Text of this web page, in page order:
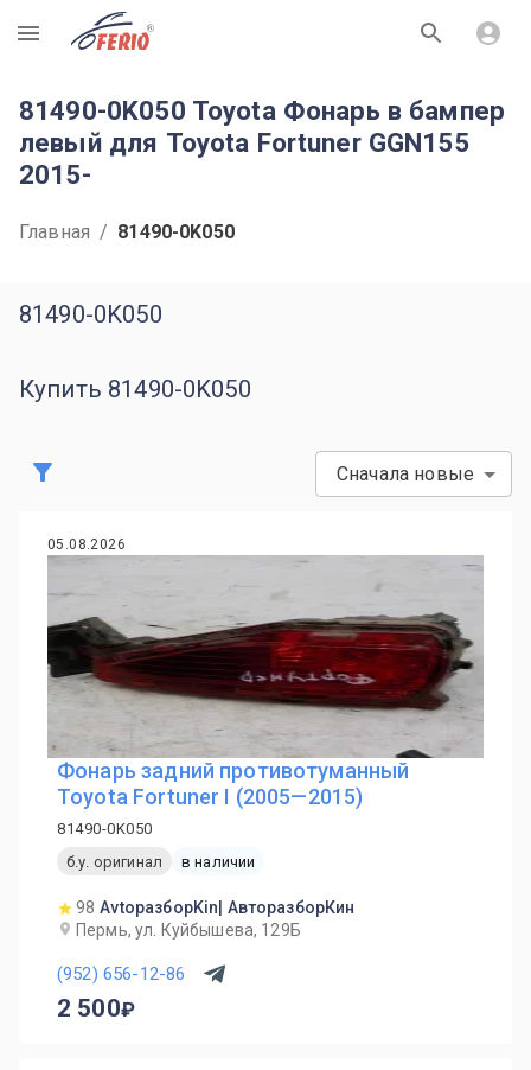
R
81490-0K050 Toyota Фонарь в бампер
левый для Toyota Fortuner GGN155
2015-
Главная / 81490-0K050
81490-0K050
Купить 81490-0K050
Сначала новые
05.08.2026
Фонарь задний противотуманный
Toyota Fortuner I (2005—2015)
81490-0K050
б.у. оригинал
в наличии
98 AvtoразборKin| АвторазборКин
Пермь, ул. Куйбышева, 129Б
(952) 656-12-86
2 500